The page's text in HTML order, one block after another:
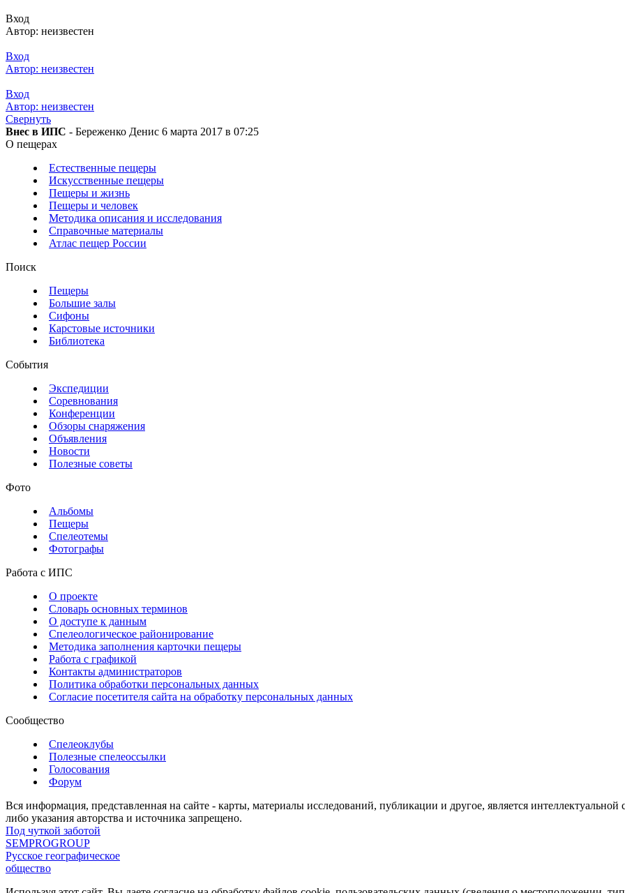
Вход
Автор: неизвестен
Вход
Автор: неизвестен
Вход
Автор: неизвестен
Свернуть
Внес в ИПС - Береженко Денис 6 марта 2017 в 07:25
О пещерах
Естественные пещеры
Искусственные пещеры
Пещеры и жизнь
Пещеры и человек
Методика описания и исследования
Справочные материалы
Атлас пещер России
Поиск
Пещеры
Большие залы
Сифоны
Карстовые источники
Библиотека
События
Экспедиции
Соревнования
Конференции
Обзоры снаряжения
Объявления
Новости
Полезные советы
Фото
Альбомы
Пещеры
Спелеотемы
Фотографы
Работа с ИПС
О проекте
Словарь основных терминов
О доступе к данным
Спелеологическое районирование
Методика заполнения карточки пещеры
Работа с графикой
Контакты администраторов
Политика обработки персональных данных
Согласие посетителя сайта на обработку персональных данных
Сообщество
Спелеоклубы
Полезные спелеоссылки
Голосования
Форум
Вся информация, представленная на сайте - карты, материалы исследований, публикации и другое, является интеллектуальной
либо указания авторства и источника запрещено.
Под чуткой заботой
SEMPROGROUP
Русское географическое
общество